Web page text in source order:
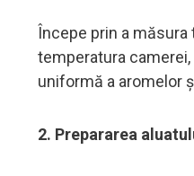
Începe prin a măsura
temperatura
uniformă a aromelor
2. Prepararea